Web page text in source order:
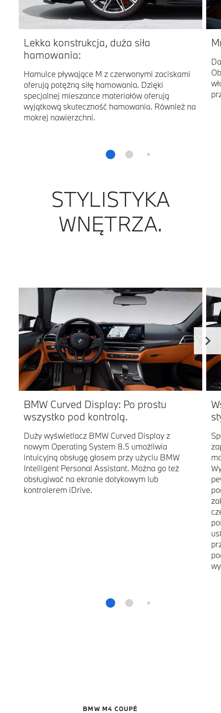
Lekka konstrukcja, duża siła
hamowania:
Hamulce pływające M z czerwonymi zaciskami
oferują potężną siłę hamowania. Dzięki
specjalnej mieszance materiałów oferują
wyjątkową skuteczność hamowania. Również na
mokrej nawierzchni.
STYLISTYKA
WNĘTRZA.
BMW Curved Display: Po prostu
wszystko pod kontrolą.
Duży wyświetlacz BMW Curved Display z
nowym Operating System 8.5 umożliwia
intuicyjną obsługę głosem przy użyciu BMW
Intelligent Personal Assistant. Można go też
obsługiwać na ekranie dotykowym lub
kontrolerem iDrive.
BMW M4 COUPÉ